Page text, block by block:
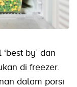
by’ dan
di freezer.
dalam porsi